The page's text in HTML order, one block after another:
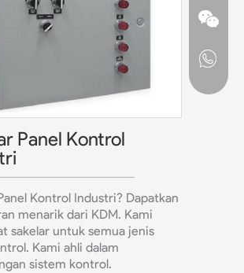
Panel Kontrol
Kontrol Industri? Dapatkan
menarik dari KDM. Kami
sakelar untuk semua jenis
Kami ahli dalam
sistem kontrol.